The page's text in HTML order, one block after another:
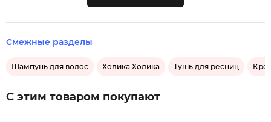
Смежные разделы
Шампунь для волос Холика Холика Тушь для ресниц
С этим товаром покупают